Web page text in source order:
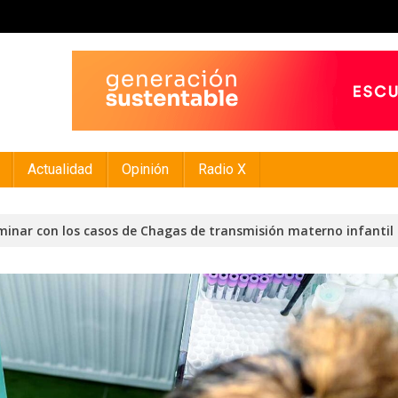
Actualidad Opinión Radio X
con los casos de Chagas de transmisión materno infantil